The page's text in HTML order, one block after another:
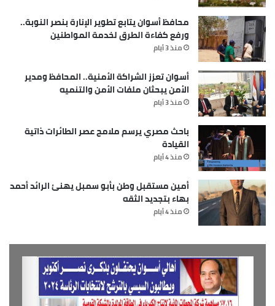
محافظ أسوان يتابع تطوير الإنارة بنصر النوبة..
ورفع كفاءة الطرق لخدمة المواطنين
منذ 3 أيام
أسوان تعزز الشراكة الأمنية.. المحافظ ومدير
الأمن يبحثان ملفات الأمن والتنميه
منذ 3 أيام
باحث مصري يرسم ملامح عصر الطائرات ذاتية
القيادة
منذ 4 أيام
أمين مستقبل وطن بأبو سمبل يهنئ الرائد أحمد
بهاء بتجديد الثقه
منذ 4 أيام